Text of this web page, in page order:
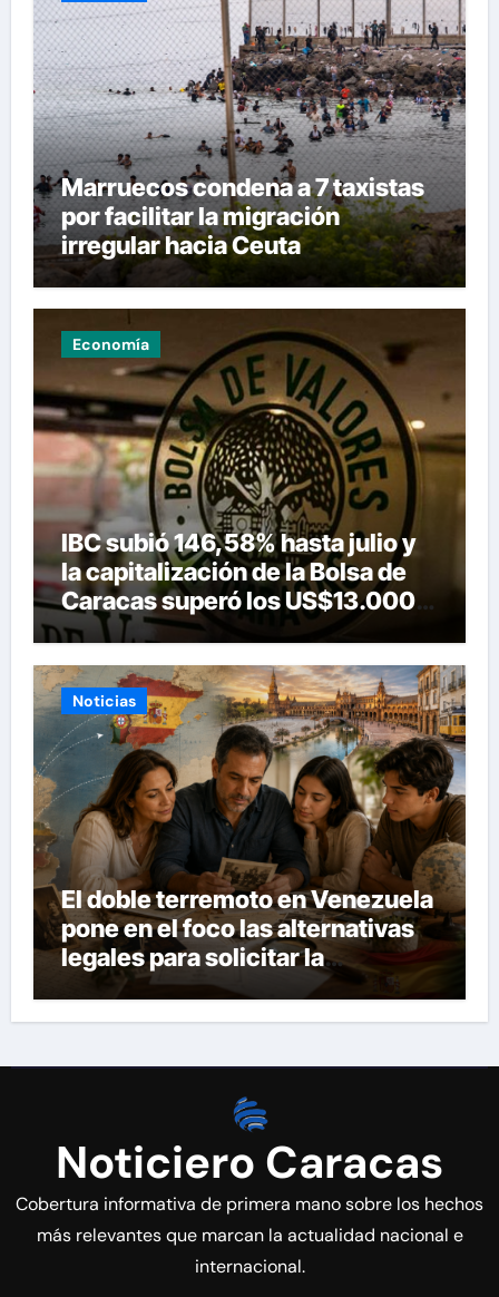
Marruecos condena a 7 taxistas
por facilitar la migración
irregular hacia Ceuta
Economía
IBC subió 146,58% hasta julio y
la capitalización de la Bolsa de
Caracas superó los US$13.000
millones
Noticias
El doble terremoto en Venezuela
pone en el foco las alternativas
legales para solicitar la
nacionalidad por parte de
personas con vínculos
Noticiero Caracas
Cobertura informativa de primera mano sobre los hechos
más relevantes que marcan la actualidad nacional e
internacional.